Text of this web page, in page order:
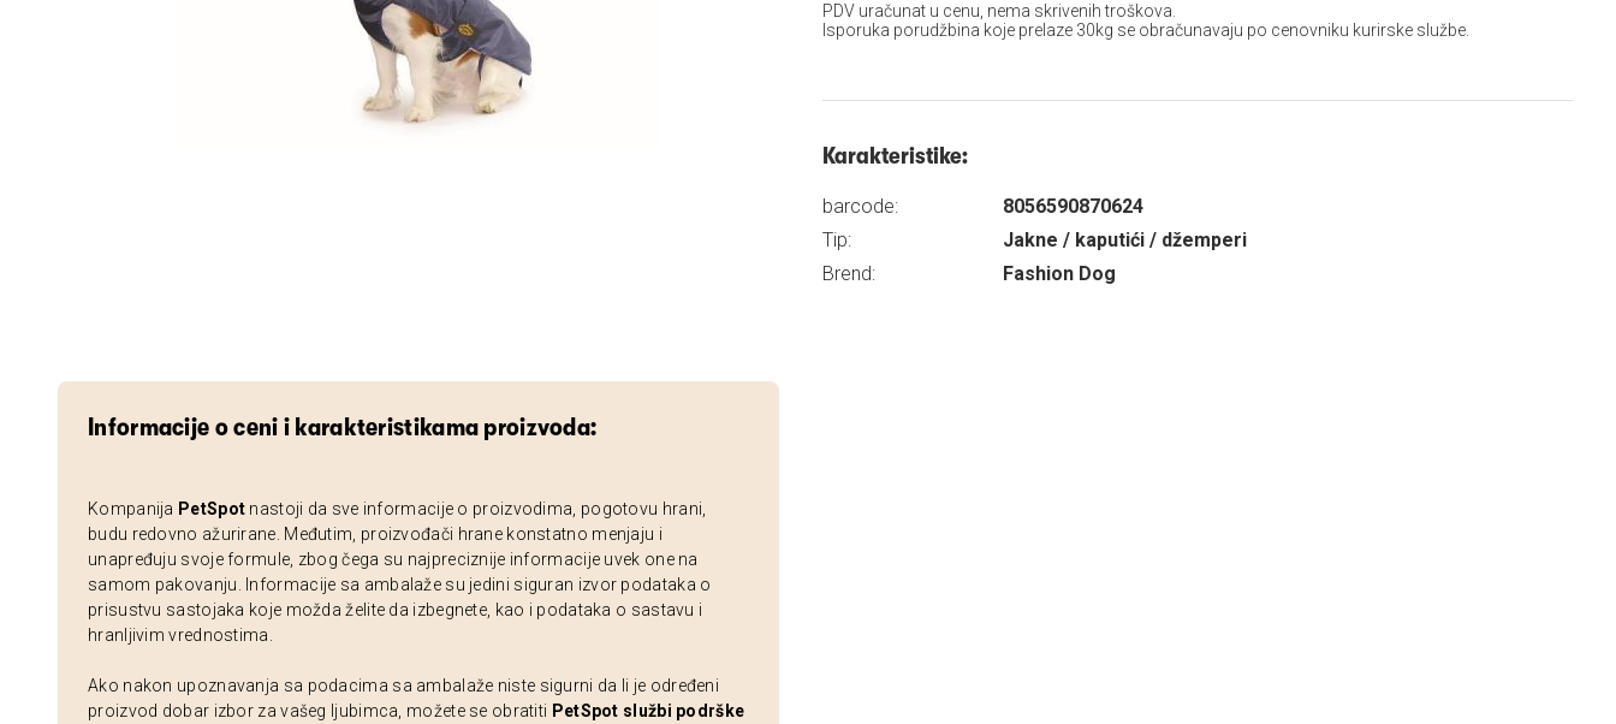
Informacije o ceni i karakteristikama proizvoda:
Kompanija PetSpot nastoji da sve informacije o proizvodima, pogotovu hrani,
budu redovno ažurirane. Međutim, proizvođači hrane konstatno menjaju i
unapređuju svoje formule, zbog čega su najpreciznije informacije uvek one na
samom pakovanju. Informacije sa ambalaže su jedini siguran izvor podataka o
prisustvu sastojaka koje možda želite da izbegnete, kao i podataka o sastavu i
hranljivim vrednostima.
Ako nakon upoznavanja sa podacima sa ambalaže niste sigurni da li je određeni
proizvod dobar izbor za vašeg ljubimca, možete se obratiti PetSpot službi podrške
PDV uračunat u cenu, nema skrivenih troškova.
Isporuka porudžbina koje prelaze 30kg se obračunavaju po cenovniku kurirske službe.
Karakteristike:
barcode:
8056590870624
Tip:
Jakne / kaputići / džemperi
Brend:
Fashion Dog